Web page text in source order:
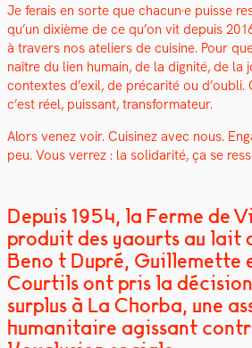
Je ferais en sorte que chacun·e puisse
qu’un dix­ième de ce qu’on vit depuis
à tra­vers nos ate­liers de cui­sine. Pour
naître du lien humain, de la dig­nité, de
con­textes d’exil, de pré­car­ité ou d’oubli.
c’est réel, puis­sant, trans­for­ma­teur.
Alors venez voir. Cuisinez avec nous.
peu. Vous ver­rez : la sol­i­dar­ité, ça se
Depuis 1954, la Ferme de
produit des yaourts au lait
Benoît Dupré, Guillemette
Courtils ont pris la
surplus à La Chorba, une
humanitaire agissant